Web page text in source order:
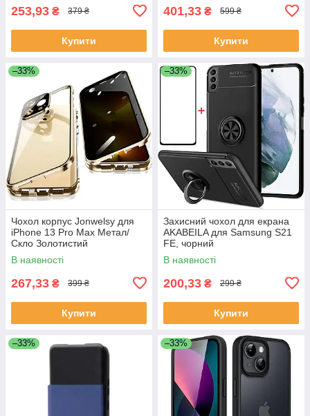
253,93 ₴ 379 ₴
Купити
401,33 ₴ 599 ₴
Купити
–33%
Чохол корпус Jonwelsy для
iPhone 13 Pro Max Метал/
Скло Золотистий
В наявності
267,33 ₴ 399 ₴
Купити
–33%
Захисний чохол для екрана
AKABEILA для Samsung S21
FE, чорний
В наявності
200,33 ₴ 299 ₴
Купити
–33% –33%